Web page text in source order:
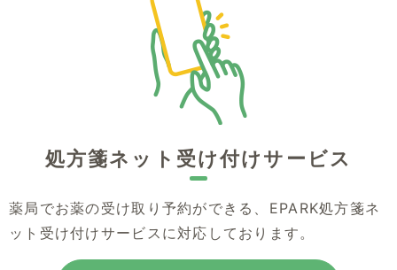
処方箋ネット受け付けサービス
薬局でお薬の受け取り予約ができる、EPARK処方箋ネ
ット受け付けサービスに対応しております。